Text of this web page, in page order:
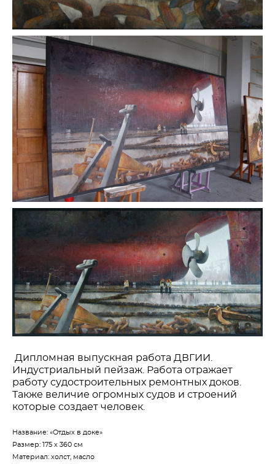
Дипломная выпускная работа ДВГИИ.
Индустриальный пейзаж. Работа отражает
работу судостроительных ремонтных доков.
Также величие огромных судов и строений
которые создает человек.
Название: «Отдых в доке»
Размер: 175 х 360 см
Материал: холст, масло